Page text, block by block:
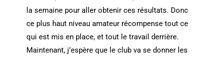
la semaine pour aller obtenir ces résultats. Donc
ce plus haut niveau amateur récompense tout ce
qui est mis en place, et tout le travail derrière.
Maintenant, j’espère que le club va se donner les